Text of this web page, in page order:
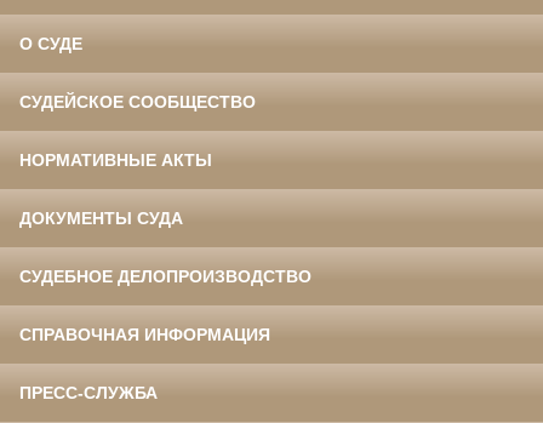
О СУДЕ
СУДЕЙСКОЕ СООБЩЕСТВО
НОРМАТИВНЫЕ АКТЫ
ДОКУМЕНТЫ СУДА
СУДЕБНОЕ ДЕЛОПРОИЗВОДСТВО
СПРАВОЧНАЯ ИНФОРМАЦИЯ
ПРЕСС-СЛУЖБА